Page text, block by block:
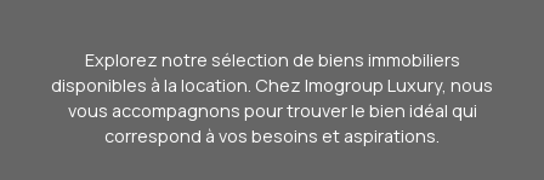
Explorez notre sélection de biens immobiliers
disponibles à la location. Chez Imogroup Luxury, nous
vous accompagnons pour trouver le bien idéal qui
correspond à vos besoins et aspirations.